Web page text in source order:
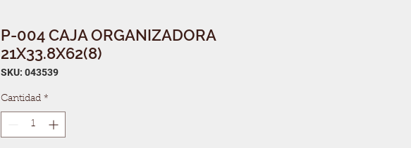
P-004 CAJA ORGANIZADORA
21X33.8X62(8)
SKU: 043539
Cantidad *